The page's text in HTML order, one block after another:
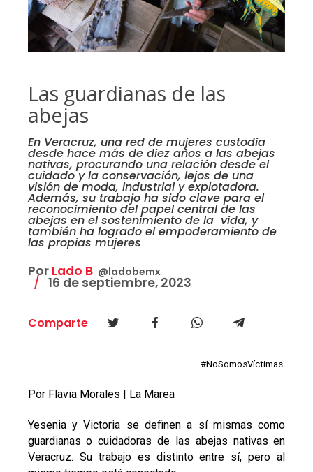
Las guardianas de las
abejas
En Veracruz, una red de mujeres custodia
desde hace más de diez años a las abejas
nativas, procurando una relación desde el
cuidado y la conservación, lejos de una
visión de moda, industrial y explotadora.
Además, su trabajo ha sido clave para el
reconocimiento del papel central de las
abejas en el sostenimiento de la vida, y
también ha logrado el empoderamiento de
las propias mujeres
Por Lado B @ladobemx
16 de septiembre, 2023
Comparte
#NoSomosVíctimas
Por Flavia Morales | La Marea
Yesenia y Victoria se definen a sí mismas como
guardianas o cuidadoras de las abejas nativas en
Veracruz. Su trabajo es distinto entre sí, pero al